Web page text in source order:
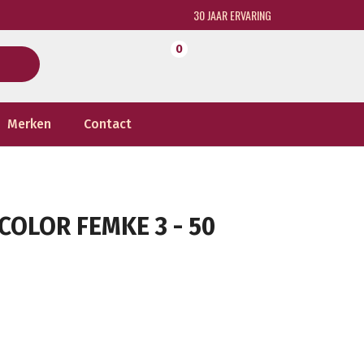
30 JAAR ERVARING
0
Merken Contact
FEMKE 3 - 50